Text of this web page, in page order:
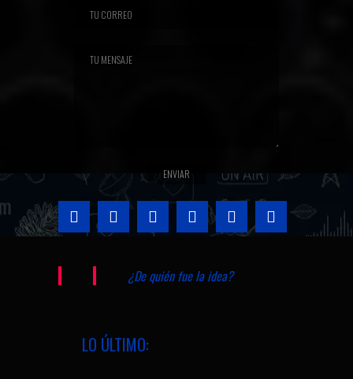
¿De quién fue la idea?
LO ÚLTIMO: